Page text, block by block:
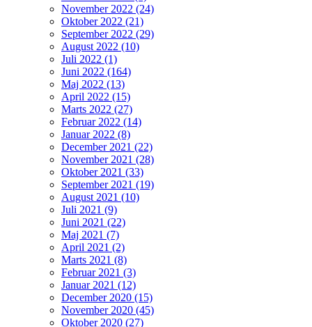
November 2022 (24)
Oktober 2022 (21)
September 2022 (29)
August 2022 (10)
Juli 2022 (1)
Juni 2022 (164)
Maj 2022 (13)
April 2022 (15)
Marts 2022 (27)
Februar 2022 (14)
Januar 2022 (8)
December 2021 (22)
November 2021 (28)
Oktober 2021 (33)
September 2021 (19)
August 2021 (10)
Juli 2021 (9)
Juni 2021 (22)
Maj 2021 (7)
April 2021 (2)
Marts 2021 (8)
Februar 2021 (3)
Januar 2021 (12)
December 2020 (15)
November 2020 (45)
Oktober 2020 (27)